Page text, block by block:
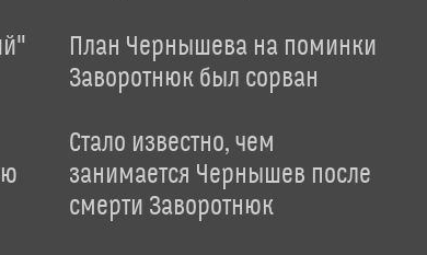
План Чернышева на поминки
Заворотнюк был сорван
Стало известно, чем
занимается Чернышев после
смерти Заворотнюк